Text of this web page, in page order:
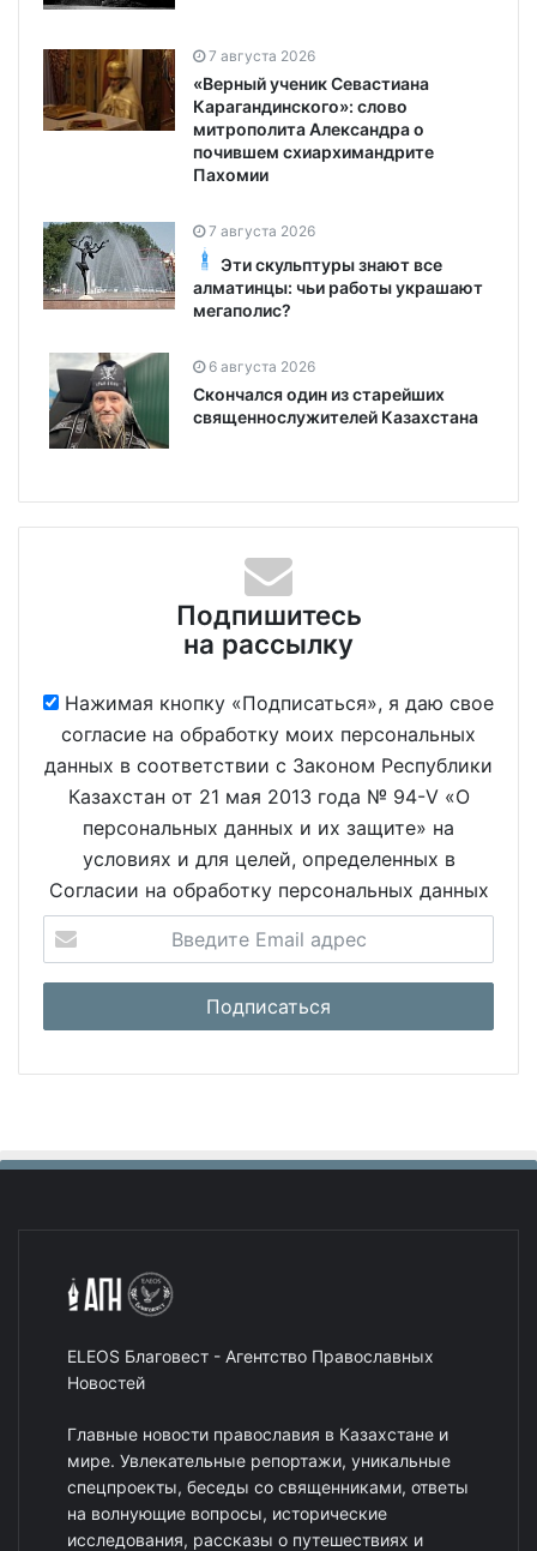
7 августа 2026
«Верный ученик Севастиана
Карагандинского»: слово
митрополита Александра о
почившем схиархимандрите
Пахомии
7 августа 2026
Эти скульптуры знают все
алматинцы: чьи работы украшают
мегаполис?
6 августа 2026
Скончался один из старейших
священнослужителей Казахстана
Подпишитесь
на рассылку
Нажимая кнопку «Подписаться», я даю свое
согласие на обработку моих персональных
данных в соответствии с Законом Республики
Казахстан от 21 мая 2013 года № 94-V «О
персональных данных и их защите» на
условиях и для целей, определенных в
Согласии на обработку персональных данных
ELEOS Благовест - Агентство Православных
Новостей
Главные новости православия в Казахстане и
мире. Увлекательные репортажи, уникальные
спецпроекты, беседы со священниками, ответы
на волнующие вопросы, исторические
исследования, рассказы о путешествиях и